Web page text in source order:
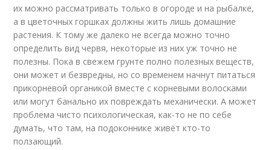
их можно рассматривать только в огороде и на рыбалке,
а в цветочных горшках должны жить лишь домашние
растения. К тому же далеко не всегда можно точно
определить вид червя, некоторые из них уж точно не
полезны. Пока в свежем грунте полно полезных веществ,
они может и безвредны, но со временем начнут питаться
прикорневой органикой вместе с корневыми волосками
или могут банально их повреждать механически. А может
проблема чисто психологическая, как-то не по себе
думать, что там, на подоконнике живёт кто-то
ползающий.